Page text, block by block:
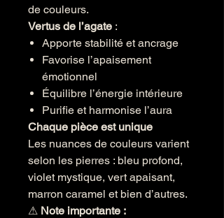
de couleurs.
Vertus de l’agate :
Apporte stabilité et ancrage
Favorise l’apaisement
émotionnel
Équilibre l’énergie intérieure
Purifie et harmonise l’aura
Chaque pièce est unique
Les nuances de couleurs varient
selon les pierres : bleu profond,
violet mystique, vert apaisant,
marron caramel et bien d’autres.
⚠ Note importante :